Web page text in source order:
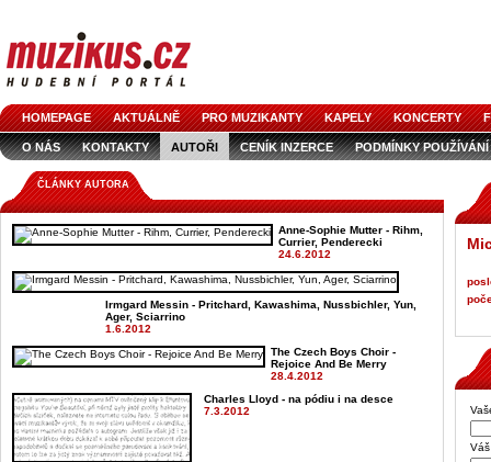
HOMEPAGE AKTUÁLNĚ PRO MUZIKANTY KAPELY KONCERTY
O NÁS KONTAKTY AUTOŘI CENÍK INZERCE PODMÍNKY POUŽÍVÁNÍ
LOGO KE STAŽENÍ
ČLÁNKY AUTORA
Anne-Sophie Mutter - Rihm,
Currier, Penderecki
24.6.2012
Irmgard Messin - Pritchard, Kawashima, Nussbichler, Yun,
Ager, Sciarrino
1.6.2012
The Czech Boys Choir -
Rejoice And Be Merry
28.4.2012
Charles Lloyd - na pódiu i na desce
7.3.2012